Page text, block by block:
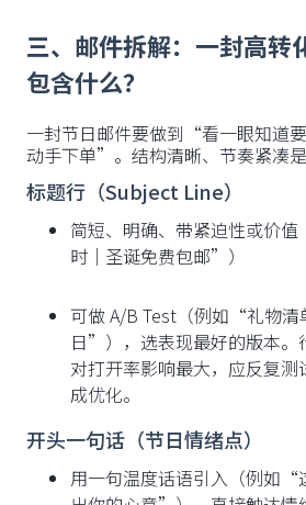
三、邮件拆解：一封高转
包含什么？
一封节日邮件要做到“看一眼知道
动手下单”。结构清晰、节奏紧凑是
标题行（Subject Line）
简短、明确、带紧迫性或价
时｜圣诞免费包邮”）
可做 A/B Test（例如“礼物
日”），选表现最好的版本。
对打开率影响最大，应反复
成优化。
开头一句话（节日情绪点）
用一句温度话语引入（例如“